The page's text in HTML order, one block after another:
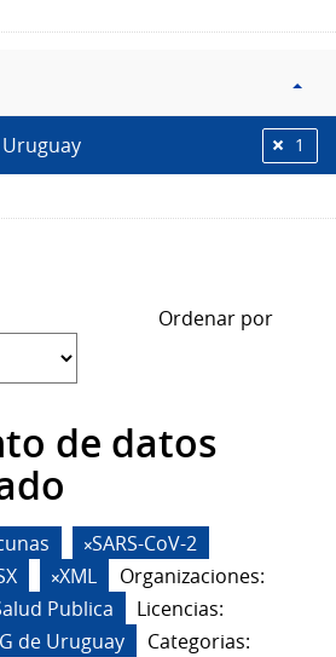
Uruguay 1
Ordenar por
de datos
SARS-CoV-2
XML
Organizaciones:
Publica
Licencias:
de Uruguay
Categorias: